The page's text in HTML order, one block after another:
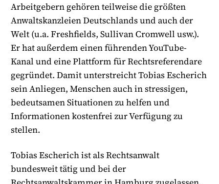
Arbeitgebern gehören teilweise die größten
Anwaltskanzleien Deutschlands und auch der
Welt (u.a. Freshfields, Sullivan Cromwell usw.).
Er hat außerdem einen führenden YouTube-
Kanal und eine Plattform für Rechtsreferendare
gegründet. Damit unterstreicht Tobias Escherich
sein Anliegen, Menschen auch in stressigen,
bedeutsamen Situationen zu helfen und
Informationen kostenfrei zur Verfügung zu
stellen.
Tobias Escherich ist als Rechtsanwalt
bundesweit tätig und bei der